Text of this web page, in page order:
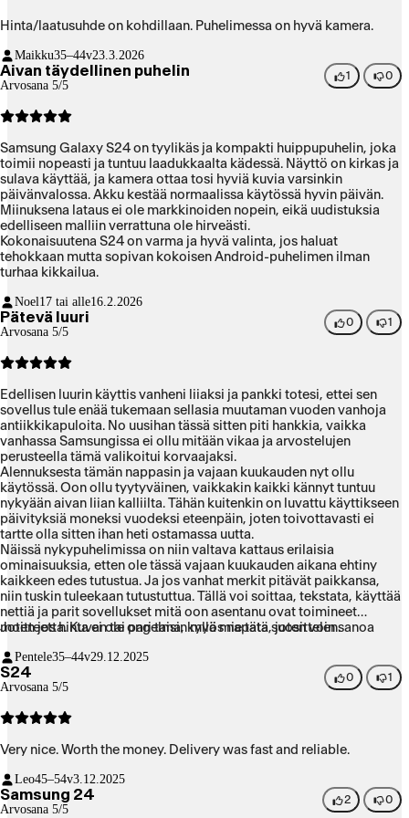
Hinta/laatusuhde on kohdillaan. Puhelimessa on hyvä kamera.
Maikku35–44v23.3.2026
Aivan täydellinen puhelin
Arvosana 5/5
1 0
Samsung Galaxy S24 on tyylikäs ja kompakti huippupuhelin, joka
toimii nopeasti ja tuntuu laadukkaalta kädessä. Näyttö on kirkas ja
sulava käyttää, ja kamera ottaa tosi hyviä kuvia varsinkin
päivänvalossa. Akku kestää normaalissa käytössä hyvin päivän.
Miinuksena lataus ei ole markkinoiden nopein, eikä uudistuksia
edelliseen malliin verrattuna ole hirveästi.
Kokonaisuutena S24 on varma ja hyvä valinta, jos haluat
tehokkaan mutta sopivan kokoisen Android-puhelimen ilman
turhaa kikkailua.
Noel17 tai alle16.2.2026
Pätevä luuri
Arvosana 5/5
0 1
Edellisen luurin käyttis vanheni liiaksi ja pankki totesi, ettei sen
sovellus tule enää tukemaan sellasia muutaman vuoden vanhoja
antiikkikapuloita. No uusihan tässä sitten piti hankkia, vaikka
vanhassa Samsungissa ei ollu mitään vikaa ja arvostelujen
perusteella tämä valikoitui korvaajaksi.
Alennuksesta tämän nappasin ja vajaan kuukauden nyt ollu
käytössä. Oon ollu tyytyväinen, vaikkakin kaikki kännyt tuntuu
nykyään aivan liian kalliilta. Tähän kuitenkin on luvattu käyttikseen
päivityksiä moneksi vuodeksi eteenpäin, joten toivottavasti ei
tartte olla sitten ihan heti ostamassa uutta.
Näissä nykypuhelimissa on niin valtava kattaus erilaisia
ominaisuuksia, etten ole tässä vajaan kuukauden aikana ehtiny
kaikkeen edes tutustua. Ja jos vanhat merkit pitävät paikkansa,
niin tuskin tuleekaan tutustuttua. Tällä voi soittaa, tekstata, käyttää
nettiä ja parit sovellukset mitä oon asentanu ovat toimineet
moitteetta. Kuvan tai pari taisin myös napata, joten voin sanoa
pari-kolme päivää ihan ongelmitta, ennen ku alkaa olla taas niillä
tasoilla, että pitää taas hieman antaa lisää virtaa.
Joten jos hinta ei ole ongelma, kyllä mie tätä suosittelen.
Pentele35–44v29.12.2025
S24
Arvosana 5/5
0 1
Very nice. Worth the money. Delivery was fast and reliable.
Leo45–54v3.12.2025
Samsung 24
Arvosana 5/5
2 0